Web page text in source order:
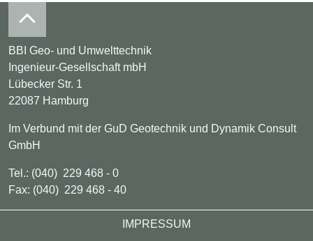
BBI Geo- und Umwelttechnik
Ingenieur-Gesellschaft mbH
Lübecker Str. 1
22087 Hamburg
Im Verbund mit der GuD Geotechnik und Dynamik Consult
GmbH
Tel.: (040) 229 468 - 0
Fax: (040) 229 468 - 40
FooterIMPRESSUM